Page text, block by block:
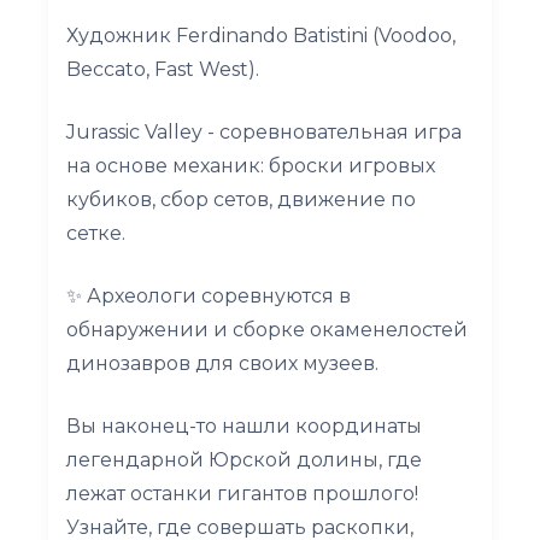
Художник Ferdinando Batistini (Voodoo,
Beccato, Fast West).
Jurassic Valley - соревновательная игра
на основе механик: броски игровых
кубиков, сбор сетов, движение по
сетке.
✨ Археологи соревнуются в
обнаружении и сборке окаменелостей
динозавров для своих музеев.
Вы наконец-то нашли координаты
легендарной Юрской долины, где
лежат останки гигантов прошлого!
Узнайте, где совершать раскопки,